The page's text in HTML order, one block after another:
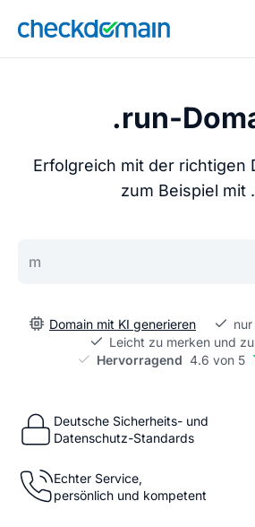
.run-
Erfolgreich mit der richtigen
zum Beispiel mit
Domain mit KI generieren
Leicht zu merken und
Hervorragend 4.6 von 5
Deutsche Sicherheits- und
Datenschutz-Standards
Echter Service,
persönlich und kompetent